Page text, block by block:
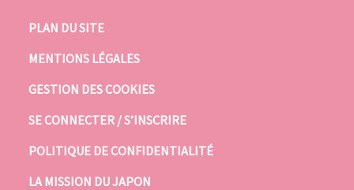
PLAN DU SITE
MENTIONS LÉGALES
GESTION DES COOKIES
SE CONNECTER / S’INSCRIRE
POLITIQUE DE CONFIDENTIALITÉ
LA MISSION DU JAPON